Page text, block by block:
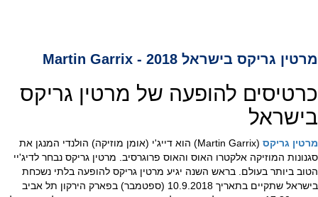
מרטין גריקס בישראל 2018 - Martin Garrix
כרטיסים להופעה של מרטין גריקס
בישראל
מרטין גריקס
(Martin Garrix) הוא דייג'י (אומן מוזיקה) הולנדי המנגן את
סגנונות המוזיקה אלקטרו האוס והאוס פרוגרסיב. מרטין גריקס נבחר לדיג'יי
הטוב ביותר בעולם. בראש השנה יגיע מרטין גריקס להופעה בלתי נשכחת
בישראל שתקיים בתאריך 10.9.2018 (ספטמבר) בפארק הירקון תל אביב